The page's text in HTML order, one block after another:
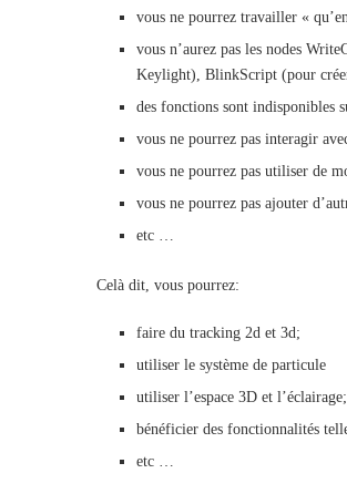
vous ne pourrez travailler «
vous n’aurez pas les nodes
Keylight), BlinkScript (pour
des fonctions sont indisponibles
vous ne pourrez pas interagir
vous ne pourrez pas utiliser de
vous ne pourrez pas ajouter
etc …
Celà dit, vous pourrez:
faire du tracking 2d et 3d;
utiliser le système de particule
utiliser l’espace 3D et l’éclairage;
bénéficier des fonctionnalités
etc …